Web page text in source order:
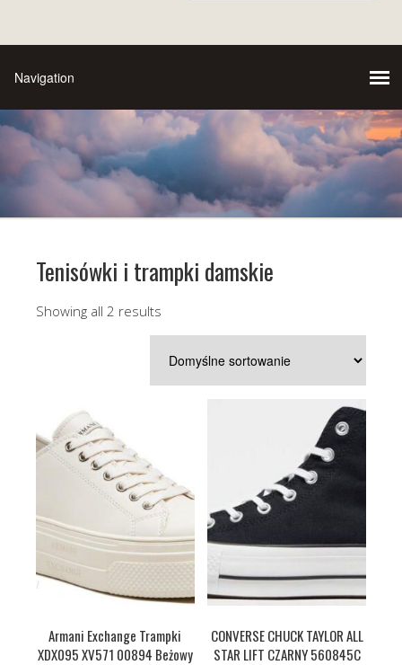
Tenisówki i trampki damskie
Showing all 2 results
Armani Exchange Trampki
XDX095 XV571 00894 Beżowy
CONVERSE CHUCK TAYLOR ALL
STAR LIFT CZARNY 560845C